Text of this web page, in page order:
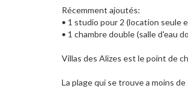
Récemment ajoutés:
• 1 studio pour 2 (location seule
• 1 chambre double (salle d'eau
Villas des Alizes est le point de
La plage qui se trouve a moins